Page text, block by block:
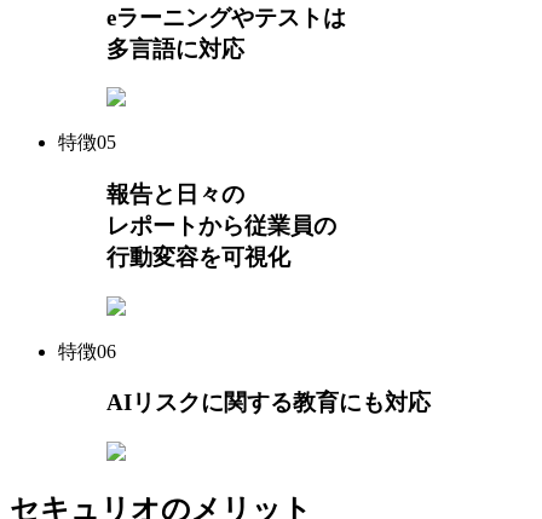
eラーニングやテストは
多言語に対応
特徴05
報告と日々の
レポートから従業員の
行動変容を可視化
特徴06
AIリスクに関する教育にも対応
セキュリオのメリット